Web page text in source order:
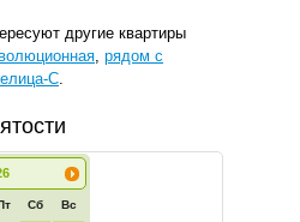
другие квартиры
рядом с
С
Сб Вс